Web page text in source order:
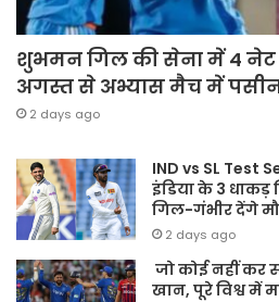
शुभमन गिल की सेना में 4 नेट
अगस्त से अभ्यास मैच में पसीना
2 days ago
IND vs SL Test
इंडिया के 3 धाकड़
गिल-गंभीर देंगे
2 days ago
जो कोई नहीं कर
खान, पूरे विश्व में